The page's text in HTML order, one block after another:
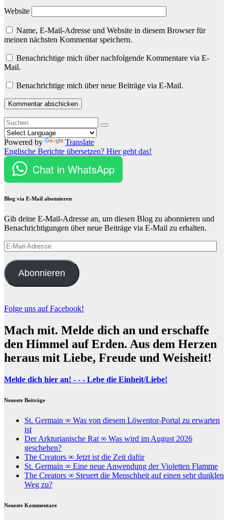
Website
Name, E-Mail-Adresse und Website in diesem Browser für
meinen nächsten Kommentar speichern.
Benachrichtige mich über nachfolgende Kommentare via E-
Mail.
Benachrichtige mich über neue Beiträge via E-Mail.
Powered by
Translate
Englische Berichte übersetzen? Hier geht das!
Chat in WhatsApp
Blog via E-Mail abonnieren
Gib deine E-Mail-Adresse an, um diesen Blog zu abonnieren und
Benachrichtigungen über neue Beiträge via E-Mail zu erhalten.
E-
Mail-
Adresse
Abonnieren
Folge uns auf Facebook!
Mach mit. Melde dich an und erschaffe
den Himmel auf Erden. Aus dem Herzen
heraus mit Liebe, Freude und Weisheit!
Melde dich hier an! - - - Lebe die Einheit/Liebe!
Neueste Beiträge
St. Germain ∞ Was von diesem Löwentor-Portal zu erwarten
ist
Der Arkturianische Rat ∞ Was wird im August 2026
geschehen?
The Creators ∞ Jetzt ist die Zeit dafür
St. Germain ∞ Eine neue Anwendung der Violetten Flamme
The Creators ∞ Steuert die Menschheit auf einen sehr dunklen
Weg zu?
Neueste Kommentare